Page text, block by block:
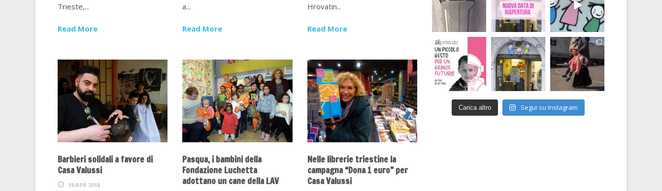
Trieste,...
Read More
a...
Read More
Hrovatin...
Read More
Barbieri solidali a favore di
Casa Valussi
19 APR 2018
Pasqua, i bambini della
Fondazione Luchetta
adottano un cane della LAV
Nelle librerie triestine la
campagna “Dona 1 euro” per
Casa Valussi
Carica altro Segui su Instagram